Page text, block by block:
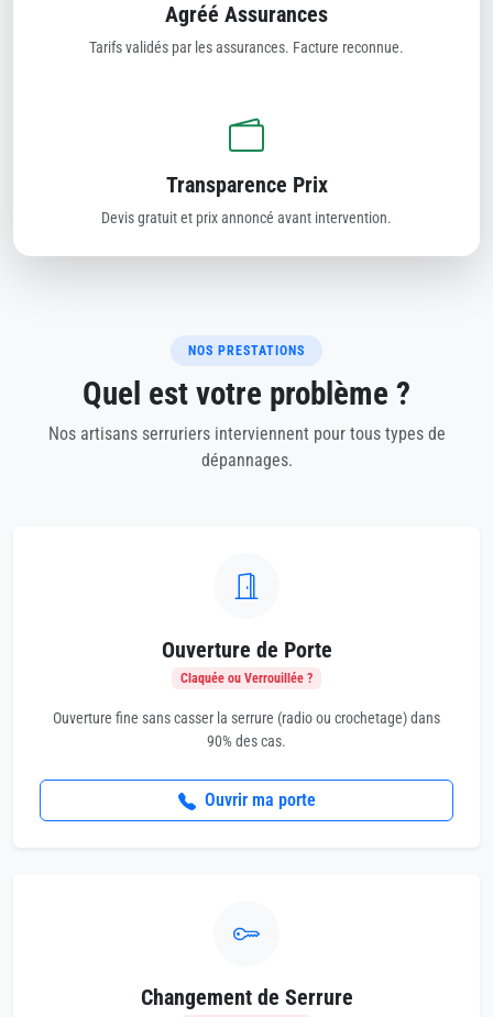
Agréé Assurances
Tarifs validés par les assurances. Facture reconnue.
Transparence Prix
Devis gratuit et prix annoncé avant intervention.
NOS PRESTATIONS
Quel est votre problème ?
Nos artisans serruriers interviennent pour tous types de
dépannages.
Ouverture de Porte
Claquée ou Verrouillée ?
Ouverture fine sans casser la serrure (radio ou crochetage) dans
90% des cas.
Ouvrir ma porte
Changement de Serrure